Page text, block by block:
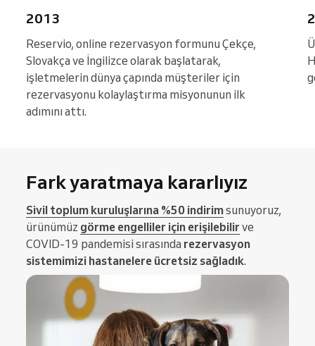
2013
Reservio, online rezervasyon formunu Çekçe,
Slovakça ve İngilizce olarak başlatarak,
işletmelerin dünya çapında müşteriler için
rezervasyonu kolaylaştırma misyonunun ilk
adımını attı.
Fark yaratmaya kararlıyız
Sivil toplum kuruluşlarına %50 indirimsunuyoruz,
ürünümüz görme engelliler için erişilebilirve
COVID-19 pandemisi sırasında rezervasyon
sistemimizi hastanelere ücretsiz sağladık.